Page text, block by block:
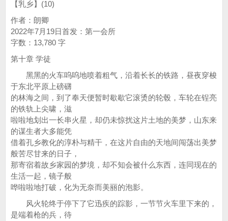
【乳乡】(10)
作者：朗卿
2022年7月19日首发：第一会所
字数：13,780 字
第十章 学徒
黑黑的火车呜呜地喷着粗气，沿着长长的铁路，昼夜穿梭
于东北平原上磅礴
的林海之间，到了奉天便暂时歇歇它滚烫的轮毂，车轮在锃亮
的铁轨上尖啸，滋
啦啦地划出一长串火星，却仍未惊扰这片土地的美梦，山东来
的谋生者大多能凭
借着孔乡教化的淳朴与精干，在这片自由的天地间闯荡出美梦
般苦尽甘来的日子，
那寄宿着故乡家园的梦境，却不知会被什么东西，连同现在的
生活一起，镜子般
哗啦啦地打破，化为无奈而美丽的泡影。
风火轮终于停下了它迅疾的踪影，一节节火车里下来的，
是端着枪的兵，待